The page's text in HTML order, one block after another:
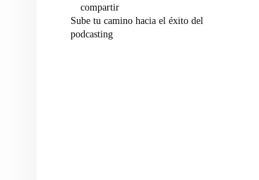
compartir
Sube tu camino hacia el éxito del
podcasting